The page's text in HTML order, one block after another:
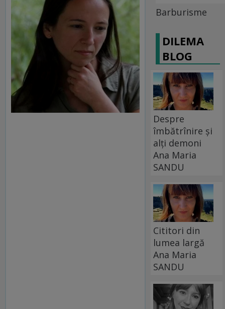
Barburisme
DILEMA
BLOG
Despre
îmbătrînire și
alți demoni
Ana Maria
SANDU
Cititori din
lumea largă
Ana Maria
SANDU